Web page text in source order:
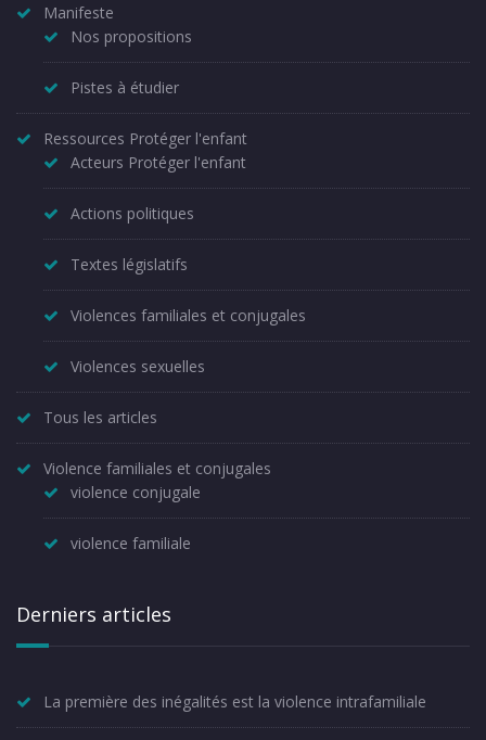
Manifeste
Nos propositions
Pistes à étudier
Ressources Protéger l'enfant
Acteurs Protéger l'enfant
Actions politiques
Textes législatifs
Violences familiales et conjugales
Violences sexuelles
Tous les articles
Violence familiales et conjugales
violence conjugale
violence familiale
Derniers articles
La première des inégalités est la violence intrafamiliale